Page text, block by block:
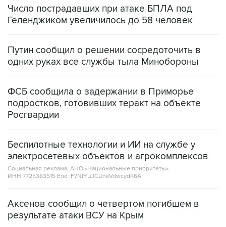
Число пострадавших при атаке БПЛА под
Геленджиком увеличилось до 58 человек
Путин сообщил о решении сосредоточить в
одних руках все службы тыла Минобороны
ФСБ сообщила о задержании в Приморье
подростков, готовивших теракт на объекте
Росгвардии
Беспилотные технологии и ИИ на службе у
электросетевых объектов и агрокомплексов
Социальная реклама, АНО «Национальные приоритеты».
ИНН 7725383515 Erid: F7NfYUJCUneVdwcydK6A
Аксенов сообщил о четвертом погибшем в
результате атаки ВСУ на Крым